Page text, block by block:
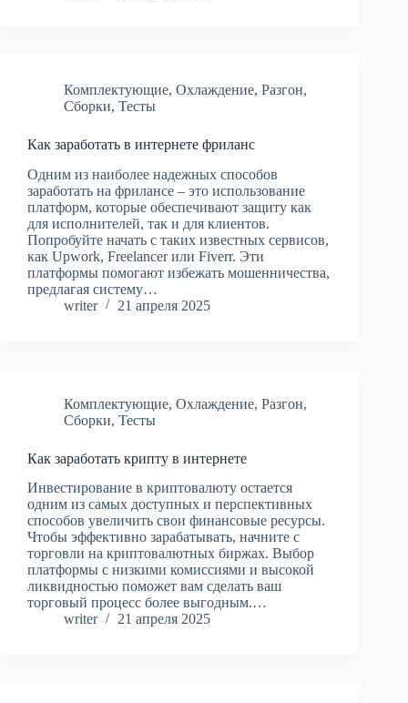
Комплектующие, Охлаждение, Разгон,
Сборки, Тесты
Как заработать в интернете фриланс
Одним из наиболее надежных способов
заработать на фрилансе – это использование
платформ, которые обеспечивают защиту как
для исполнителей, так и для клиентов.
Попробуйте начать с таких известных сервисов,
как Upwork, Freelancer или Fiverr. Эти
платформы помогают избежать мошенничества,
предлагая систему…
writer
21 апреля 2025
Комплектующие, Охлаждение, Разгон,
Сборки, Тесты
Как заработать крипту в интернете
Инвестирование в криптовалюту остается
одним из самых доступных и перспективных
способов увеличить свои финансовые ресурсы.
Чтобы эффективно зарабатывать, начните с
торговли на криптовалютных биржах. Выбор
платформы с низкими комиссиями и высокой
ликвидностью поможет вам сделать ваш
торговый процесс более выгодным.…
writer
21 апреля 2025